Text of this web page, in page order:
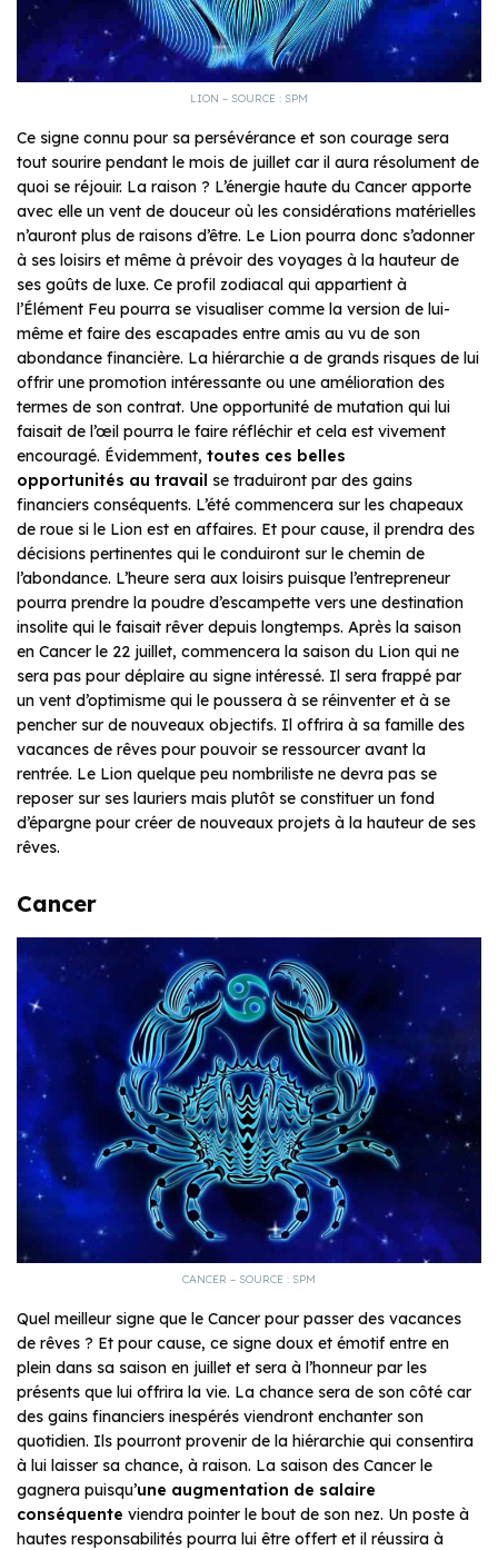
LION – SOURCE : SPM
Ce signe connu pour sa persévérance et son courage sera
tout sourire pendant le mois de juillet car il aura résolument de
quoi se réjouir. La raison ? L’énergie haute du Cancer apporte
avec elle un vent de douceur où les considérations matérielles
n’auront plus de raisons d’être. Le Lion pourra donc s’adonner
à ses loisirs et même à prévoir des voyages à la hauteur de
ses goûts de luxe. Ce profil zodiacal qui appartient à
l’Élément Feu pourra se visualiser comme la version de lui-
même et faire des escapades entre amis au vu de son
abondance financière. La hiérarchie a de grands risques de lui
offrir une promotion intéressante ou une amélioration des
termes de son contrat. Une opportunité de mutation qui lui
faisait de l’œil pourra le faire réfléchir et cela est vivement
encouragé. Évidemment, toutes ces belles
opportunités au travail se traduiront par des gains
financiers conséquents. L’été commencera sur les chapeaux
de roue si le Lion est en affaires. Et pour cause, il prendra des
décisions pertinentes qui le conduiront sur le chemin de
l’abondance. L’heure sera aux loisirs puisque l’entrepreneur
pourra prendre la poudre d’escampette vers une destination
insolite qui le faisait rêver depuis longtemps. Après la saison
en Cancer le 22 juillet, commencera la saison du Lion qui ne
sera pas pour déplaire au signe intéressé. Il sera frappé par
un vent d’optimisme qui le poussera à se réinventer et à se
pencher sur de nouveaux objectifs. Il offrira à sa famille des
vacances de rêves pour pouvoir se ressourcer avant la
rentrée. Le Lion quelque peu nombriliste ne devra pas se
reposer sur ses lauriers mais plutôt se constituer un fond
d’épargne pour créer de nouveaux projets à la hauteur de ses
rêves.
Cancer
CANCER – SOURCE : SPM
Quel meilleur signe que le Cancer pour passer des vacances
de rêves ? Et pour cause, ce signe doux et émotif entre en
plein dans sa saison en juillet et sera à l’honneur par les
présents que lui offrira la vie. La chance sera de son côté car
des gains financiers inespérés viendront enchanter son
quotidien. Ils pourront provenir de la hiérarchie qui consentira
à lui laisser sa chance, à raison. La saison des Cancer le
gagnera puisqu’une augmentation de salaire
conséquente viendra pointer le bout de son nez. Un poste à
hautes responsabilités pourra lui être offert et il réussira à